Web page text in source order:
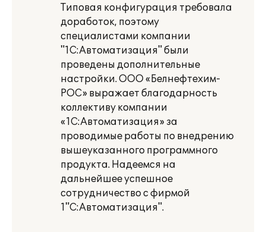
Типовая конфигурация требовала
доработок, поэтому
специалистами компании
"1С:Автоматизация" были
проведены дополнительные
настройки. ООО «Белнефтехим-
РОС» выражает благодарность
коллективу компании
«1С:Автоматизация» за
проводимые работы по внедрению
вышеуказанного программного
продукта. Надеемся на
дальнейшее успешное
сотрудничество с фирмой
1"С:Автоматизация".